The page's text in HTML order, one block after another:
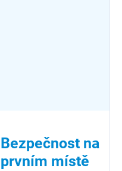
Bezpečnost na
prvním místě